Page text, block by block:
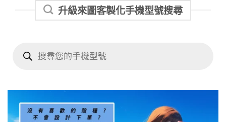
升級來圖客製化手機型號搜尋
search